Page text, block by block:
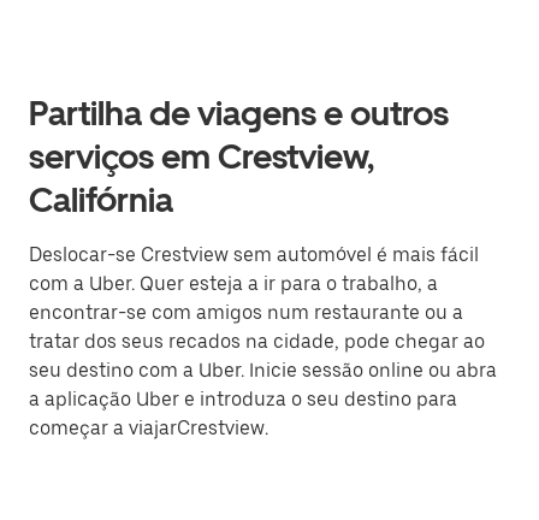
Partilha de viagens e outros
serviços em Crestview,
Califórnia
Deslocar-se Crestview sem automóvel é mais fácil
com a Uber. Quer esteja a ir para o trabalho, a
encontrar-se com amigos num restaurante ou a
tratar dos seus recados na cidade, pode chegar ao
seu destino com a Uber. Inicie sessão online ou abra
a aplicação Uber e introduza o seu destino para
começar a viajarCrestview.